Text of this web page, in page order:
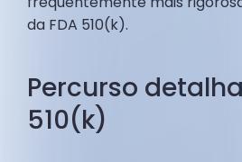
da FDA 510(k).
Percurso
510(k)